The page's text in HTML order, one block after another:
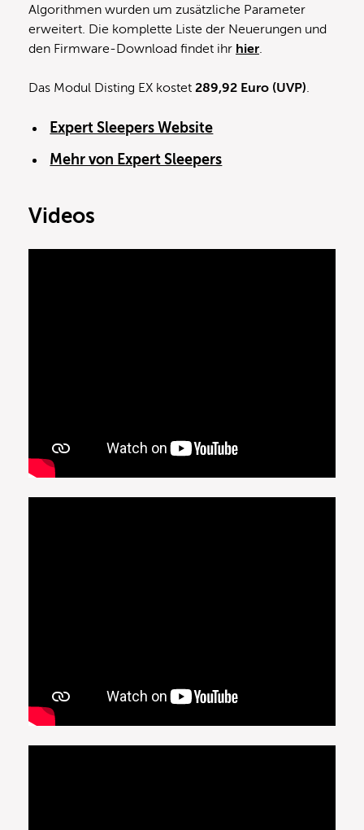
Algorithmen wurden um zusätzliche Parameter
erweitert. Die komplette Liste der Neuerungen und
den Firmware-Download findet ihr hier.
Das Modul Disting EX kostet 289,92 Euro (UVP).
Expert Sleepers Website
Mehr von Expert Sleepers
Videos